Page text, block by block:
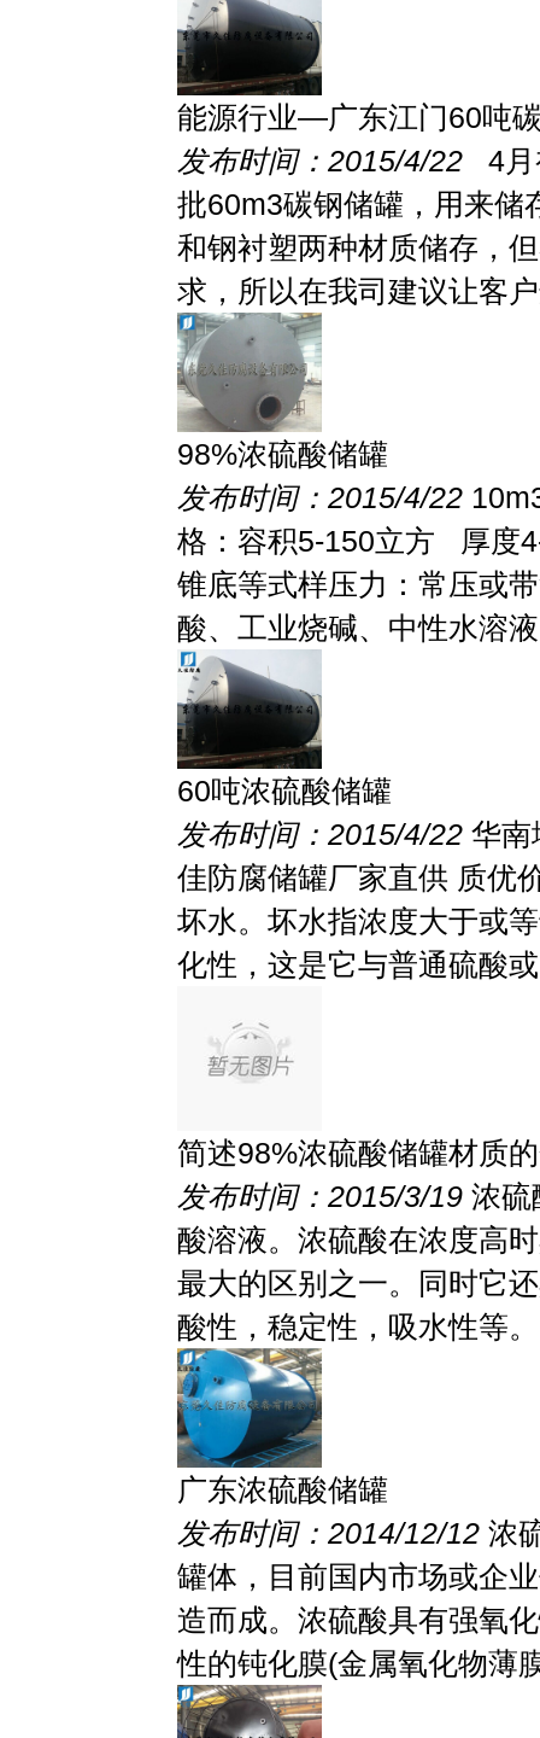
能源行业—广东江门60吨
发布时间：2015/4/22
4
批60m3碳钢储罐，用来储
和钢衬塑两种材质储存，
求，所以在我司建议让客
98%浓硫酸储罐
发布时间：2015/4/22
格：容积5-150立方 厚度
锥底等式样压力：常压或
酸、工业烧碱、中性水溶
60吨浓硫酸储罐
发布时间：2015/4/22 华南
佳防腐储罐厂家直供 质优
坏水。坏水指浓度大于或
化性，这是它与普通硫酸
简述98%浓硫酸储罐材质
发布时间：2015/3/19 浓硫
酸溶液。浓硫酸在浓度高
最大的区别之一。同时它
酸性，稳定性，吸水性等
广东浓硫酸储罐
发布时间：2014/12/12 浓
罐体，目前国内市场或企
造而成。浓硫酸具有强氧
性的钝化膜(金属氧化物薄